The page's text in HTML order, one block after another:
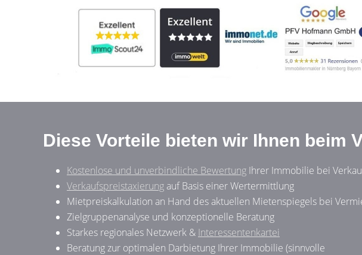
Diese Vorteile bieten wir Ihnen beim
Kostenlose und unverbindliche Bewertung Ihrer Immobilie bei
Verkaufspreistaxierung auf Basis einer Wertermittlung
Mietpreiskalkulation an Hand des aktuellen Mietenspiegels bei
Zielgruppenanalyse und konzeptionelle Beratung
Starkes regionales Netzwerk & Interessentenkartei
Beratung zur optimalen Darbietung Ihrer Immobilie (sinnvolle